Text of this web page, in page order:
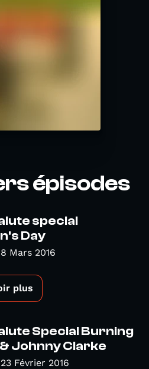
épisodes
special
Day
Mars 2016
plus
Special Burning
Johnny Clarke
Février 2016